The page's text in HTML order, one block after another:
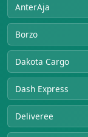
AnterAja
Borzo
Dakota Cargo
Dash Express
Deliveree